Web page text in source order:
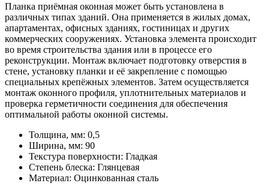
Планка приёмная оконная может быть установлена в
различных типах зданий. Она применяется в жилых домах,
апартаментах, офисных зданиях, гостиницах и других
коммерческих сооружениях. Установка элемента происходит
во время строительства здания или в процессе его
реконструкции. Монтаж включает подготовку отверстия в
стене, установку планки и её закрепление с помощью
специальных крепёжных элементов. Затем осуществляется
монтаж оконного профиля, уплотнительных материалов и
проверка герметичности соединения для обеспечения
оптимальной работы оконной системы.
Толщина, мм: 0,5
Ширина, мм: 90
Текстура поверхности: Гладкая
Степень блеска: Глянцевая
Материал: Оцинкованная сталь